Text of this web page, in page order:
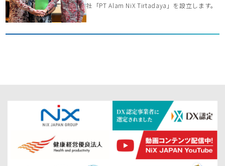
社「PT Alam NiX Tirtadaya」を設立します。